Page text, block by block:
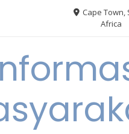
Cape Town,
Africa